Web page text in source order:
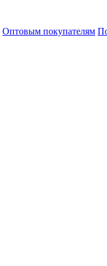
Оптовым покупателям